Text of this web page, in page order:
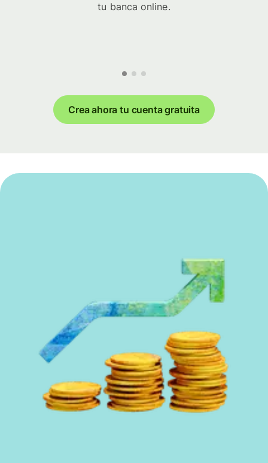
tu banca online.
Crea ahora tu cuenta gratuita